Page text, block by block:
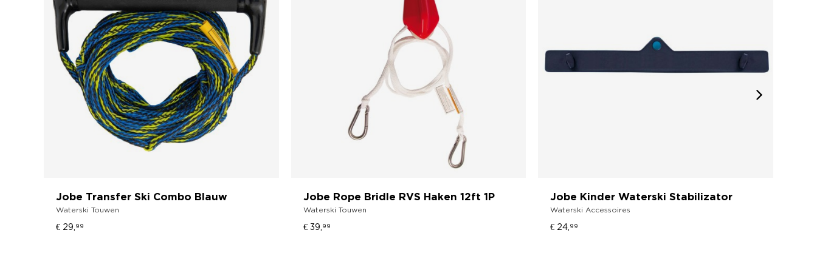
Jobe Transfer Ski Combo Blauw
Waterski Touwen
€ 29, 99
Jobe Rope Bridle RVS Haken 12ft 1P
Waterski Touwen
€ 39, 99
Jobe Kinder Waterski Stabilizator
Waterski Accessoires
€ 24, 99